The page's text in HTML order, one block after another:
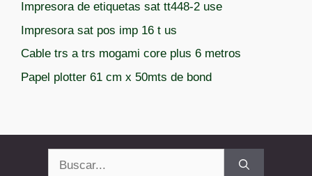
Impresora de etiquetas sat tt448-2 use
Impresora sat pos imp 16 t us
Cable trs a trs mogami core plus 6 metros
Papel plotter 61 cm x 50mts de bond